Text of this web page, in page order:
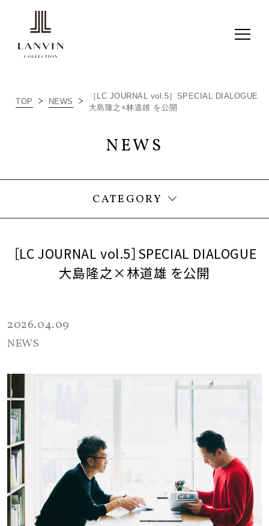
TOP NEWS
［LC JOURNAL vol.5］SPECIAL DIALOGUE
大島隆之×林道雄 を公開
NEWS
CATEGORY
NEWS
［LC JOURNAL vol.5］SPECIAL DIALOGUE
大島隆之×林道雄 を公開
2026.04.09
NEWS